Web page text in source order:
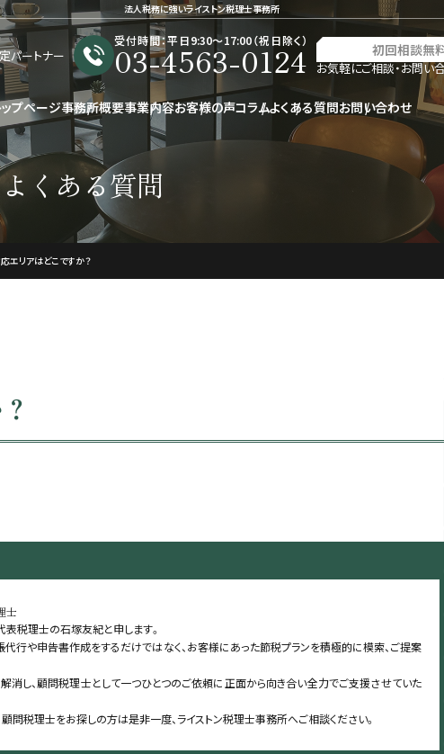
法人税務に強いライストン税理士事務所
パートナー
受付時間：平日9:30〜17:00（祝日除く）
03-4563-0124 初回相談無
お気軽にご相談・お問い
ップページ事務所概要事業内容お客様の声コラムよくある質問お問い合わせ
くある質問
エリアはどこですか？
士
表税理士の石塚友紀と申します。
行や申告書作成をするだけではなく、お客様にあった節税プランを積極的に模索、ご提案
消し、顧問税理士として一つひとつのご依頼に正面から向き合い全力でご支援させていた
問税理士をお探しの方は是非一度、ライストン税理士事務所へご相談ください。